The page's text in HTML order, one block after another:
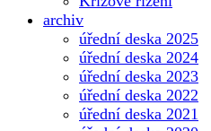
archiv
úřední deska 2025
úřední deska 2024
úřední deska 2023
úřední deska 2022
úřední deska 2021